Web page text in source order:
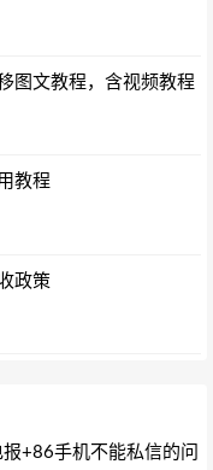
图文教程，含视频教程
教程
政策
+86手机不能私信的问